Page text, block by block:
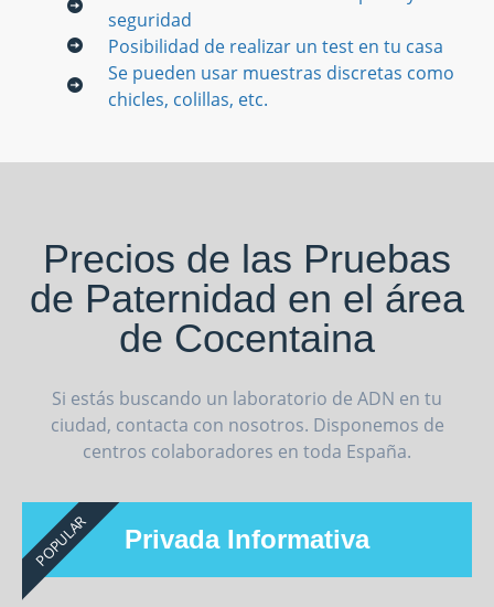
seguridad
Posibilidad de realizar un test en tu casa
Se pueden usar muestras discretas como
chicles, colillas, etc.
Precios de las Pruebas
de Paternidad en el área
de Cocentaina
Si estás buscando un laboratorio de ADN en tu
ciudad, contacta con nosotros. Disponemos de
centros colaboradores en toda España.
Privada Informativa
POPULAR